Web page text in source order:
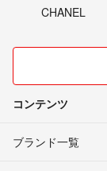
CHANEL
コンテンツ
ブランド一覧